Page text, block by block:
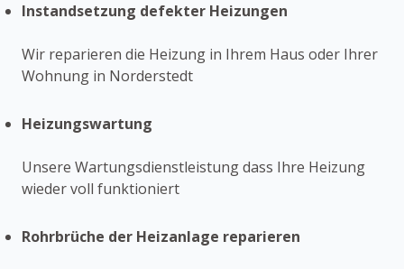
Instandsetzung defekter Heizungen
Wir reparieren die Heizung in Ihrem Haus oder Ihrer
Wohnung in Norderstedt
Heizungswartung
Unsere Wartungsdienstleistung dass Ihre Heizung
wieder voll funktioniert
Rohrbrüche der Heizanlage reparieren